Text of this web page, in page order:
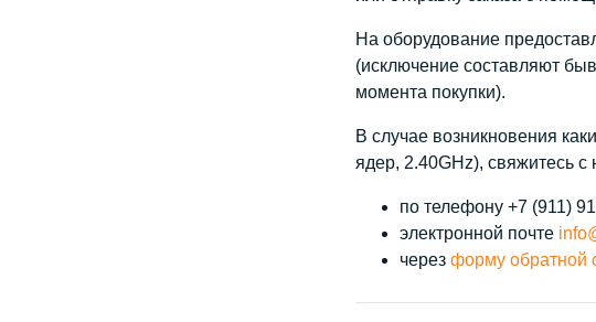
На оборудование
(исключение составляют
момента покупки).
В случае возникновения
ядер, 2.40GHz), свяжитесь с
по телефону +7 (911)
электронной почте
через форму обратной